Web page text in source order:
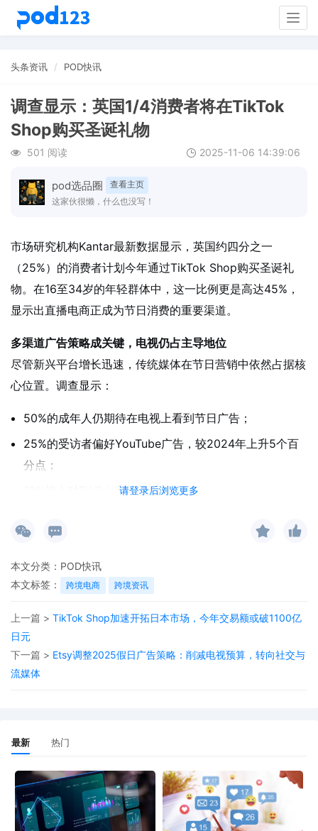
头条资讯 POD快讯
调查显示：英国1/4消费者将在TikTok
Shop购买圣诞礼物
501 阅读 2025-11-06 14:39:06
pod选品圈
查看主页
这家伙很懒，什么也没写！
请登录后浏览更多
市场研究机构Kantar最新数据显示，英国约四分之一
（25%）的消费者计划今年通过TikTok Shop购买圣诞礼
物。在16至34岁的年轻群体中，这一比例更是高达45%，
显示出直播电商正成为节日消费的重要渠道。
多渠道广告策略成关键，电视仍占主导地位
尽管新兴平台增长迅速，传统媒体在节日营销中依然占据核
心位置。调查显示：
50%的成年人仍期待在电视上看到节日广告；
25%的受访者偏好YouTube广告，较2024年上升5个百
分点；
18%的人对TikTok广告表示期待；
18%。
Kantar主管琳恩·迪森指出：“如今的媒介与零售环境高度碎
片化，品牌必须在不同渠道保持一致性。TikTok Shop不仅
直接推动销售，更通过内容赋予品牌更深层的意义与差异
化，助力其长期成长。”
她进一步强调，整合多渠道投放已成为提升广告效果的关
本文分类： POD快讯
本文标签：
跨境电商 跨境资讯
上一篇 > TikTok Shop加速开拓日本市场，今年交易额或破1100亿
日元
下一篇 > Etsy调整2025假日广告策略：削减电视预算，转向社交与
流媒体
最新 热门